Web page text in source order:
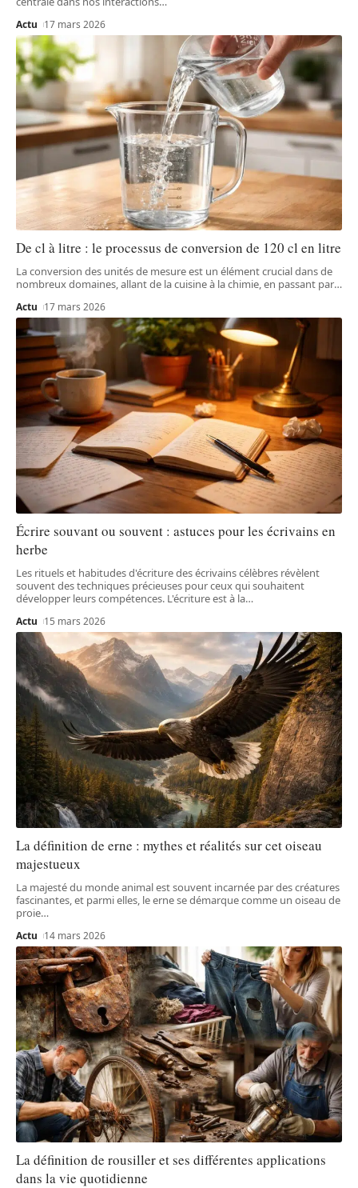
Actu 17 mars 2026
De cl à litre : le processus de conversion de 120 cl en litre
La conversion des unités de mesure est un élément crucial dans de
nombreux domaines, allant de la cuisine à la chimie, en passant par…
Actu 17 mars 2026
Écrire souvant ou souvent : astuces pour les écrivains en
herbe
Les rituels et habitudes d'écriture des écrivains célèbres révèlent
souvent des techniques précieuses pour ceux qui souhaitent
développer leurs compétences. L'écriture est à la…
Actu 15 mars 2026
La définition de erne : mythes et réalités sur cet oiseau
majestueux
La majesté du monde animal est souvent incarnée par des créatures
fascinantes, et parmi elles, le erne se démarque comme un oiseau de
proie…
Actu 14 mars 2026
La définition de rousiller et ses différentes applications
dans la vie quotidienne